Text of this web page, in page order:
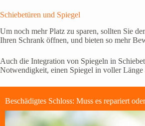
Schiebetüren und Spiegel
Um noch mehr Platz zu sparen, sollten Sie
Ihren Schrank öffnen, und bieten so mehr
Auch die Integration von Spiegeln in
Notwendigkeit, einen Spiegel in voller Länge
Beschädigtes Schloss: Muss es repariert